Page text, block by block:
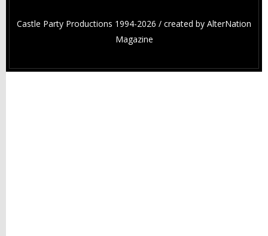
Castle Party Productions 1994-2026 / created by AlterNation
Magazine